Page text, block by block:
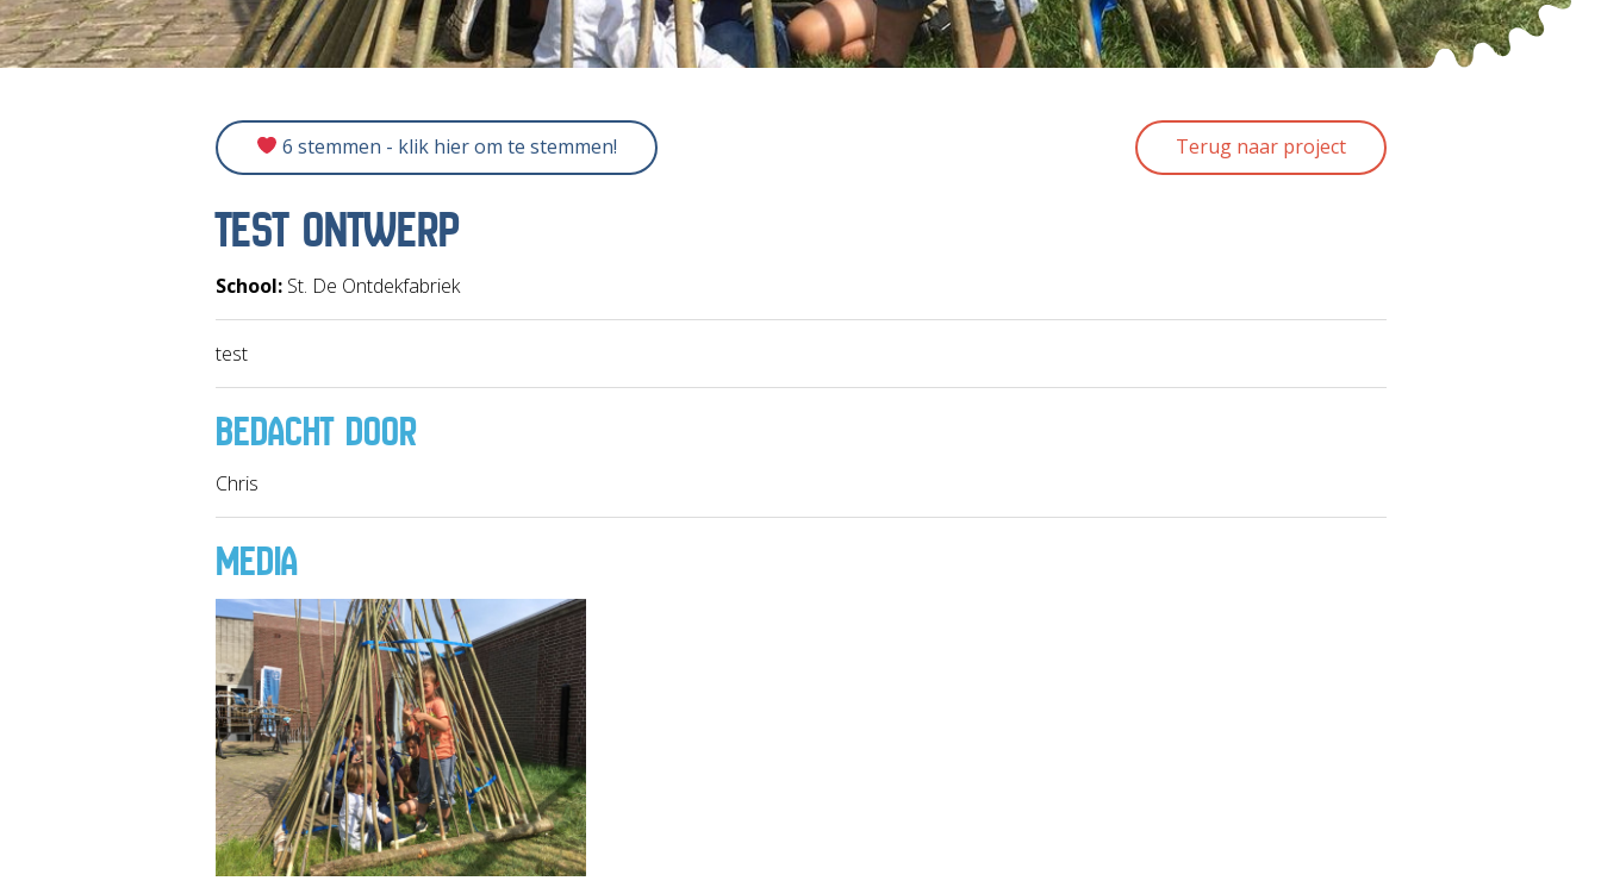
6 stemmen - klik hier om te stemmen! Terug naar project
TEST ONTWERP
School:St. De Ontdekfabriek
test
BEDACHT DOOR
Chris
MEDIA